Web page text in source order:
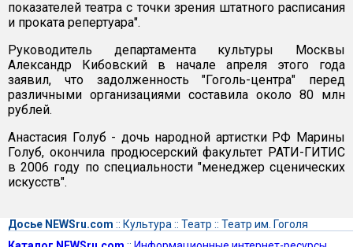
показателей театра с точки зрения штатного расписания
и проката репертуара".
Руководитель департамента культуры Москвы
Александр Кибовский в начале апреля этого года
заявил, что задолженность "Гоголь-центра" перед
различными организациями составила около 80 млн
рублей.
Анастасия Голуб - дочь народной артистки РФ Марины
Голуб, окончила продюсерский факультет РАТИ-ГИТИС
в 2006 году по специальности "менеджер сценических
искусств".
Досье NEWSru.com :: Культура :: Театр :: Театр им. Гоголя